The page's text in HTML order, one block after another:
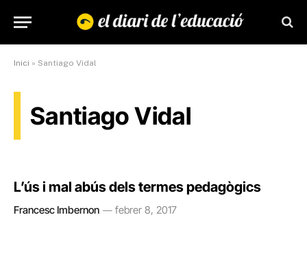
Inici » Santiago Vidal
Santiago Vidal
L’ús i mal abús dels termes pedagògics
Francesc Imbernon febrer 8, 2017